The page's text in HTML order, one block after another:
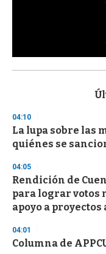
s
d
s
o
f
3
s
c
o
d
s
04:10
La lupa sobre las
quiénes se
04:05
Rendición de
para lograr votos
apoyo a proyectos
04:01
Columna de